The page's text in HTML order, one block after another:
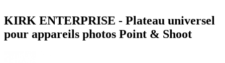
KIRK ENTERPRISE - Plateau universel
pour appareils photos Point & Shoot